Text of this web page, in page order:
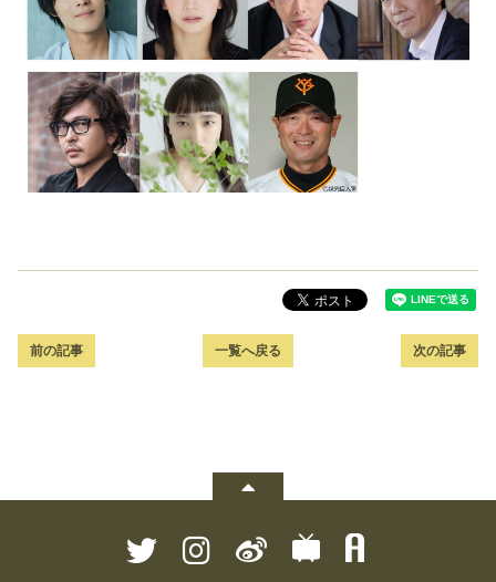
前の記事 一覧へ戻る 次の記事